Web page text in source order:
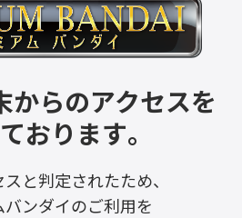
からのアクセスを
おります。
と判定されたため、
バンダイのご利用を